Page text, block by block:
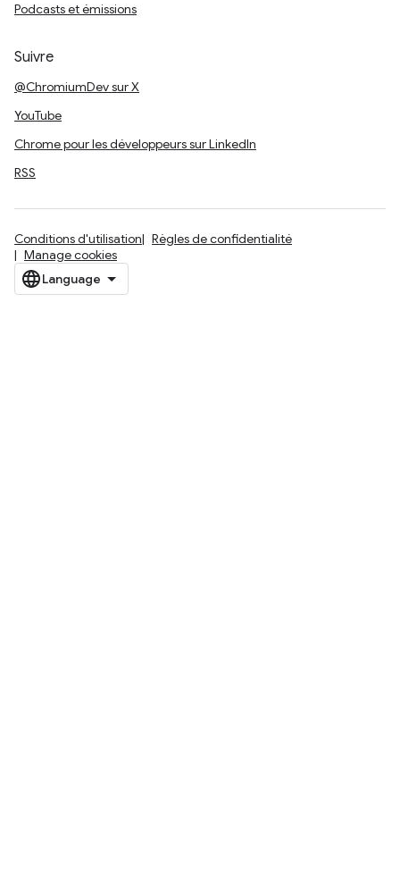
Podcasts et émissions
Suivre
@ChromiumDev sur X
YouTube
Chrome pour les développeurs sur LinkedIn
RSS
Conditions d'utilisation
Règles de confidentialité
Manage cookies